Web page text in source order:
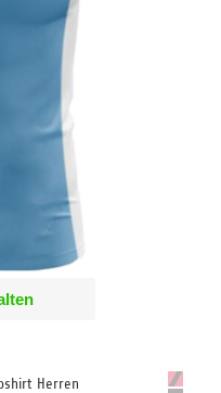
Herren